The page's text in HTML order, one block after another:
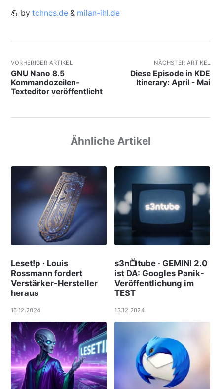
💪 by tchncs.de& milan-ihl.de
VORHERIGER ARTIKEL
GNU Nano 8.5
Kommandozeilen-
Texteditor veröffentlicht
NÄCHSTER ARTIKEL
Diese Episode in KDE
Itinerary: April - Mai
Ähnliche Artikel
Leset!p · Louis
Rossmann fordert
Verstärker-Hersteller
heraus
16.12.2024
s3n📺tube · GEMINI 2.0
ist DA: Googles Panik-
Veröffentlichung im
TEST
13.12.2024